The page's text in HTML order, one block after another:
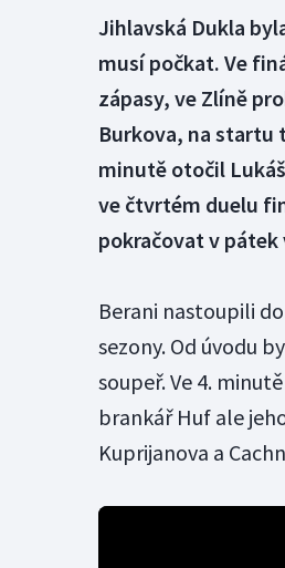
Jihlavská Dukla
musí počkat. Ve
zápasy, ve Zlíně
Burkova, na startu
minutě otočil
ve čtvrtém duelu
pokračovat v pátek
Berani nastoupili
sezony. Od úvodu
soupeř. Ve 4.
brankář Huf ale
Kuprijanova a